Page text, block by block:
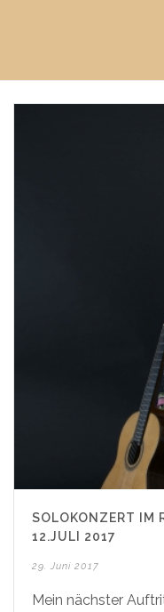
SOLOKONZERT IM
12.JULI 2017
29. Juni 2017
Mein nächster